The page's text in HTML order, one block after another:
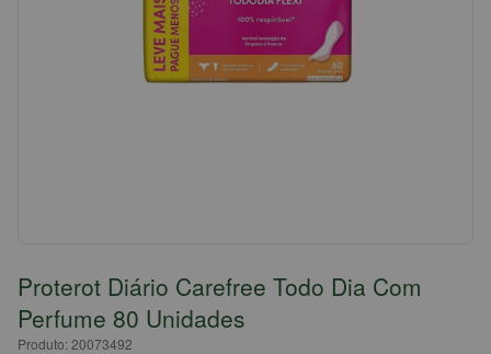
Proterot Diário Carefree Todo Dia Com
Perfume 80 Unidades
Produto: 20073492